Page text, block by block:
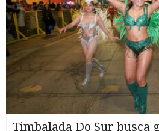
Timbalada Do Sur busca